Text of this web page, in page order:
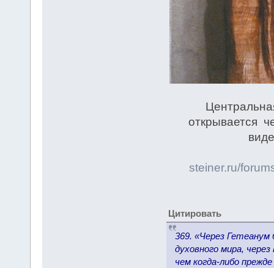
открывается
steiner.ru/
Цитировать
369. «Через Гетеанум
духовного мира,
чем когда-либо